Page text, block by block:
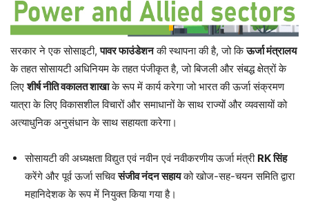
सरकार ने एक सोसाइटी,पावर फाउंडेशनकी स्थापना की है, जो किऊर्जा मंत्रालय
के तहत सोसायटी अधिनियम के तहत पंजीकृत है, जो बिजली और संबद्ध क्षेत्रों के
लिएशीर्ष नीति वकालत शाखाके रूप में कार्य करेगा जो भारत की ऊर्जा संक्रमण
यात्रा के लिए विकासशील विचारों और समाधानों के साथ राज्यों और व्यवसायों को
अत्याधुनिक अनुसंधान के साथ सहायता करेगा।
सोसायटी की अध्यक्षता विद्युत एवं नवीन एवं नवीकरणीय ऊर्जा मंत्री RK सिंह
करेंगे और पूर्व ऊर्जा सचिवसंजीव नंदन सहायको खोज-सह-चयन समिति द्वारा
महानिदेशक के रूप में नियुक्त किया गया है।